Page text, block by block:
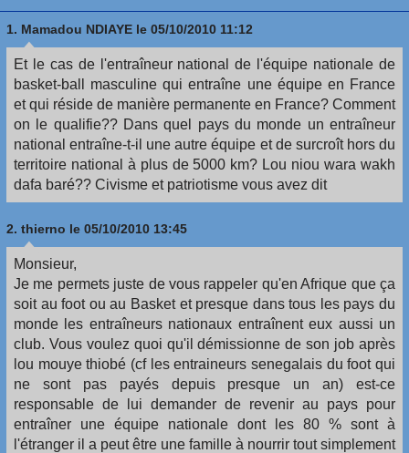
1. Mamadou NDIAYE le 05/10/2010 11:12
Et le cas de l'entraîneur national de l'équipe nationale de
basket-ball masculine qui entraîne une équipe en France
et qui réside de manière permanente en France? Comment
on le qualifie?? Dans quel pays du monde un entraîneur
national entraîne-t-il une autre équipe et de surcroît hors du
territoire national à plus de 5000 km? Lou niou wara wakh
dafa baré?? Civisme et patriotisme vous avez dit
2. thierno le 05/10/2010 13:45
Monsieur,
Je me permets juste de vous rappeler qu'en Afrique que ça
soit au foot ou au Basket et presque dans tous les pays du
monde les entraîneurs nationaux entraînent eux aussi un
club. Vous voulez quoi qu'il démissionne de son job après
lou mouye thiobé (cf les entraineurs senegalais du foot qui
ne sont pas payés depuis presque un an) est-ce
responsable de lui demander de revenir au pays pour
entraîner une équipe nationale dont les 80 % sont à
l'étranger il a peut être une famille à nourrir tout simplement